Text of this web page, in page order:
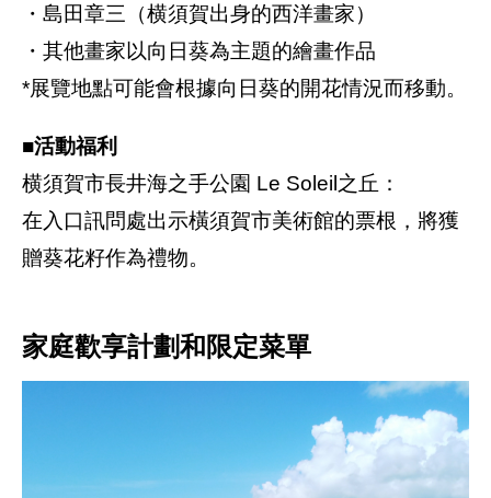
・島田章三（横須賀出身的西洋畫家）
・其他畫家以向日葵為主題的繪畫作品
*展覽地點可能會根據向日葵的開花情況而移動。
■活動福利
横須賀市長井海之手公園 Le Soleil之丘：
在入口訊問處出示橫須賀市美術館的票根，將獲
贈葵花籽作為禮物。
家庭歡享計劃和限定菜單